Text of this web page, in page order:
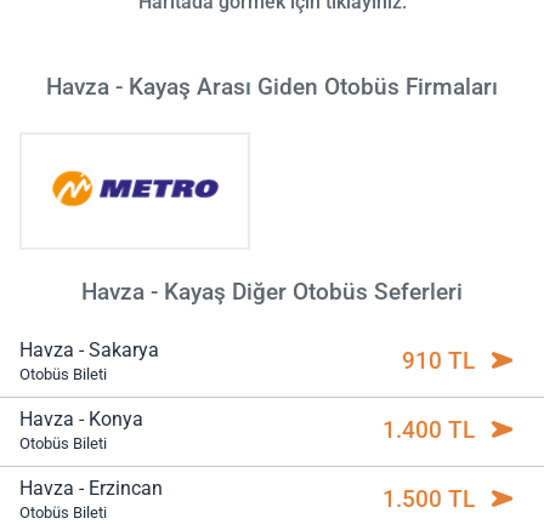
Havza - Kayaş Arası Giden Otobüs Firmaları
Havza - Kayaş Diğer Otobüs Seferleri
Havza - Sakarya
Otobüs Bileti 910 TL
Havza - Konya
Otobüs Bileti 1.400 TL
Havza - Erzincan
Otobüs Bileti 1.500 TL